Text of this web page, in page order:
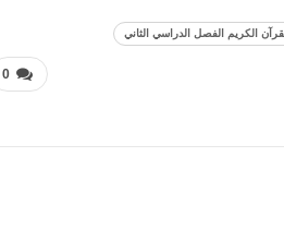
الكريم الفصل الدراسي الثاني
0